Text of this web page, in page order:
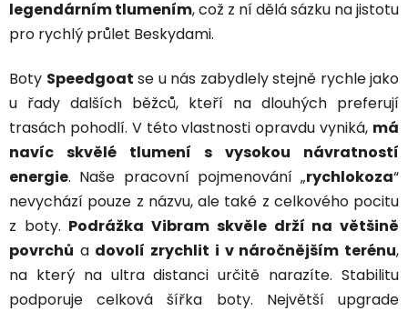
legendárním tlumením, což z ní dělá sázku na jistotu
pro rychlý průlet Beskydami.
Boty Speedgoat se u nás zabydlely stejně rychle jako
u řady dalších běžců, kteří na dlouhých preferují
trasách pohodlí. V této vlastnosti opravdu vyniká, má
navíc skvělé tlumení s vysokou návratností
energie. Naše pracovní pojmenování „rychlokoza“
nevychází pouze z názvu, ale také z celkového pocitu
z boty. Podrážka Vibram skvěle drží na většině
povrchů a dovolí zrychlit i v náročnějším terénu,
na který na ultra distanci určitě narazíte. Stabilitu
podporuje celková šířka boty. Největší upgrade